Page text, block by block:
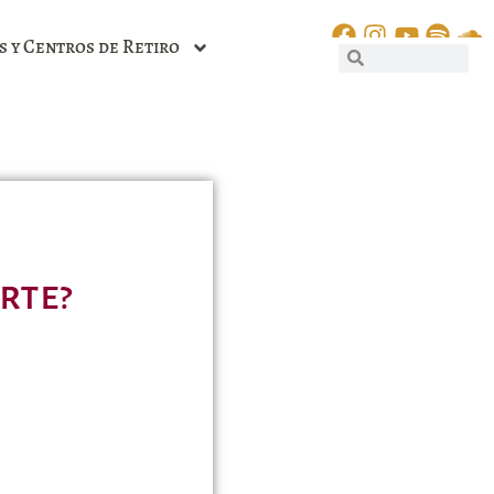
y Centros de Retiro